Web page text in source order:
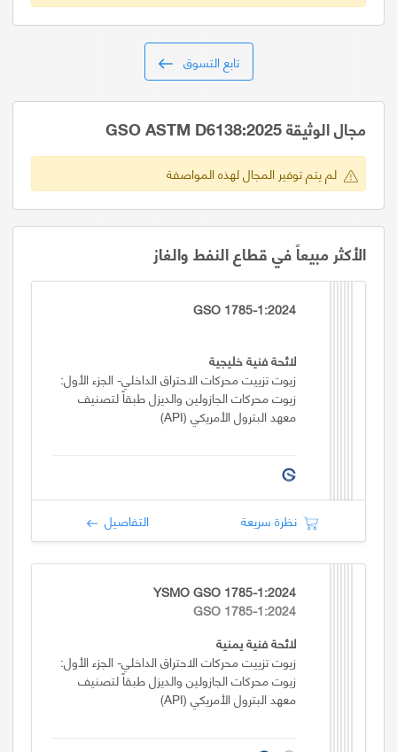
تابع التسوق
مجال الوثيقة GSO ASTM D6138:2025
لم يتم توفير المجال لهذه المواصفة
الأكثر مبيعاً في قطاع النفط والغاز
GSO 1785-1:2024
لائحة فنية خليجية
زيوت تزييت محركات الاحتراق الداخلي- الجزء الأول:
زيوت محركات الجازولين والديزل طبقاً لتصنيف
معهد البترول الأمريكي (API)
نظرة سريعة التفاصيل
YSMO GSO 1785-1:2024
GSO 1785-1:2024
لائحة فنية يمنية
زيوت تزييت محركات الاحتراق الداخلي- الجزء الأول:
زيوت محركات الجازولين والديزل طبقاً لتصنيف
معهد البترول الأمريكي (API)